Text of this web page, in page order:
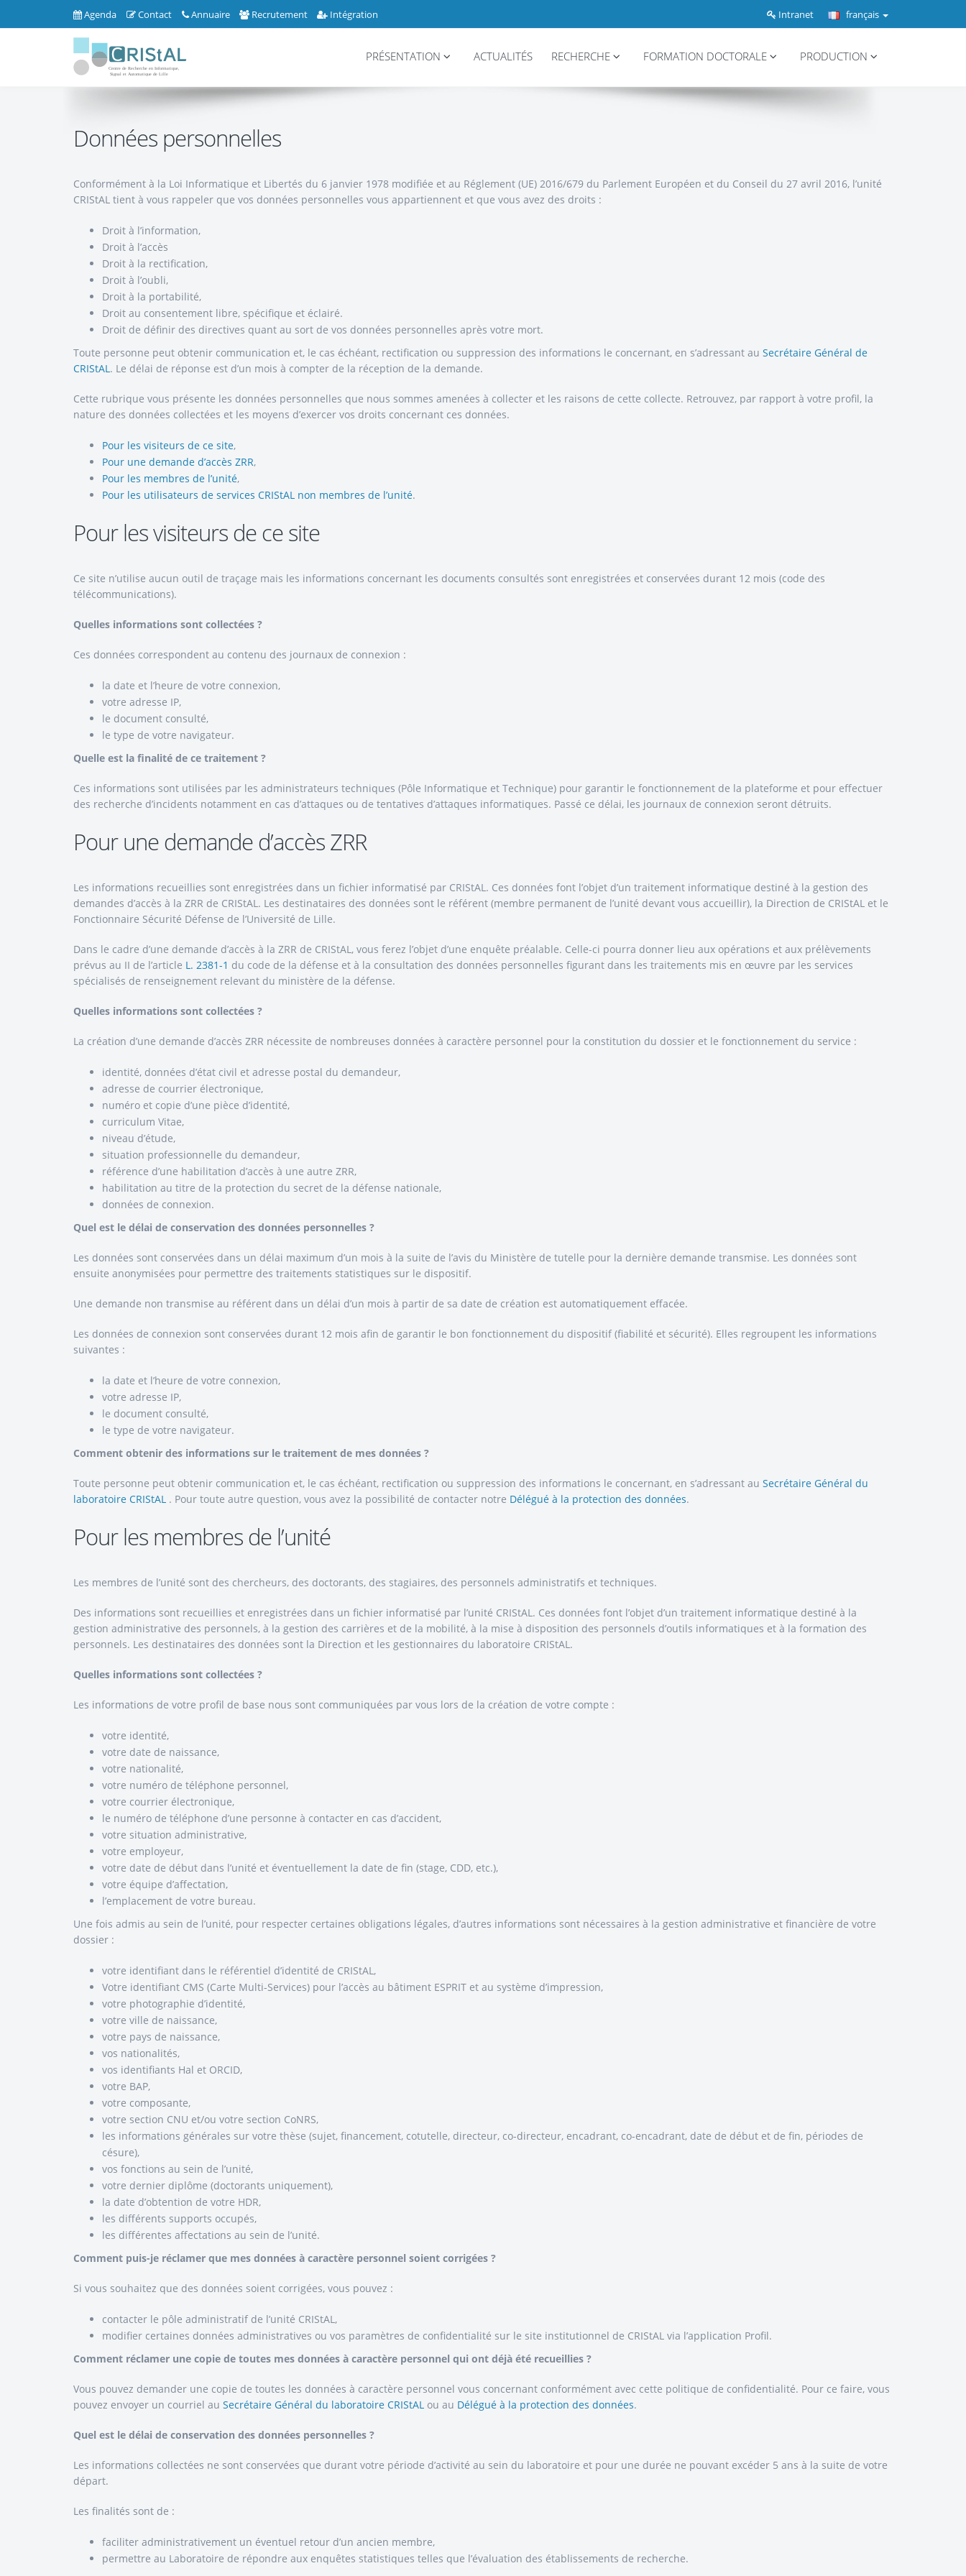
français
Intranet
Agenda Contact Annuaire Recrutement Intégration
PRÉSENTATION ACTUALITÉS RECHERCHE FORMATION DOCTORALE PRODUCTION
Données personnelles
Conformément à la Loi Informatique et Libertés du 6 janvier 1978 modifiée et au Réglement (UE) 2016/679 du Parlement Européen et du Conseil du 27 avril 2016, l’unité
CRIStAL tient à vous rappeler que vos données personnelles vous appartiennent et que vous avez des droits :
Droit à l’information,
Droit à l’accès
Droit à la rectification,
Droit à l’oubli,
Droit à la portabilité,
Droit au consentement libre, spécifique et éclairé.
Droit de définir des directives quant au sort de vos données personnelles après votre mort.
Toute personne peut obtenir communication et, le cas échéant, rectification ou suppression des informations le concernant, en s’adressant au Secrétaire Général de
CRIStAL. Le délai de réponse est d’un mois à compter de la réception de la demande.
Cette rubrique vous présente les données personnelles que nous sommes amenées à collecter et les raisons de cette collecte. Retrouvez, par rapport à votre profil, la
nature des données collectées et les moyens d’exercer vos droits concernant ces données.
Pour les visiteurs de ce site,
Pour une demande d’accès ZRR,
Pour les membres de l’unité,
Pour les utilisateurs de services CRIStAL non membres de l’unité.
Pour les visiteurs de ce site
Ce site n’utilise aucun outil de traçage mais les informations concernant les documents consultés sont enregistrées et conservées durant 12 mois (code des
télécommunications).
Quelles informations sont collectées ?
Ces données correspondent au contenu des journaux de connexion :
la date et l’heure de votre connexion,
votre adresse IP,
le document consulté,
le type de votre navigateur.
Quelle est la finalité de ce traitement ?
Ces informations sont utilisées par les administrateurs techniques (Pôle Informatique et Technique) pour garantir le fonctionnement de la plateforme et pour effectuer
des recherche d’incidents notamment en cas d’attaques ou de tentatives d’attaques informatiques. Passé ce délai, les journaux de connexion seront détruits.
Pour une demande d’accès ZRR
Les informations recueillies sont enregistrées dans un fichier informatisé par CRIStAL. Ces données font l’objet d’un traitement informatique destiné à la gestion des
demandes d’accès à la ZRR de CRIStAL. Les destinataires des données sont le référent (membre permanent de l’unité devant vous accueillir), la Direction de CRIStAL et le
Fonctionnaire Sécurité Défense de l’Université de Lille.
Dans le cadre d’une demande d’accès à la ZRR de CRIStAL, vous ferez l’objet d’une enquête préalable. Celle-ci pourra donner lieu aux opérations et aux prélèvements
prévus au II de l’article L. 2381-1 du code de la défense et à la consultation des données personnelles figurant dans les traitements mis en œuvre par les services
spécialisés de renseignement relevant du ministère de la défense.
Quelles informations sont collectées ?
La création d’une demande d’accès ZRR nécessite de nombreuses données à caractère personnel pour la constitution du dossier et le fonctionnement du service :
identité, données d’état civil et adresse postal du demandeur,
adresse de courrier électronique,
numéro et copie d’une pièce d’identité,
curriculum Vitae,
niveau d’étude,
situation professionnelle du demandeur,
référence d’une habilitation d’accès à une autre ZRR,
habilitation au titre de la protection du secret de la défense nationale,
données de connexion.
Quel est le délai de conservation des données personnelles ?
Les données sont conservées dans un délai maximum d’un mois à la suite de l’avis du Ministère de tutelle pour la dernière demande transmise. Les données sont
ensuite anonymisées pour permettre des traitements statistiques sur le dispositif.
Une demande non transmise au référent dans un délai d’un mois à partir de sa date de création est automatiquement effacée.
Les données de connexion sont conservées durant 12 mois afin de garantir le bon fonctionnement du dispositif (fiabilité et sécurité). Elles regroupent les informations
suivantes :
la date et l’heure de votre connexion,
votre adresse IP,
le document consulté,
le type de votre navigateur.
Comment obtenir des informations sur le traitement de mes données ?
Toute personne peut obtenir communication et, le cas échéant, rectification ou suppression des informations le concernant, en s’adressant au Secrétaire Général du
laboratoire CRIStAL . Pour toute autre question, vous avez la possibilité de contacter notre Délégué à la protection des données.
Pour les membres de l’unité
Les membres de l’unité sont des chercheurs, des doctorants, des stagiaires, des personnels administratifs et techniques.
Des informations sont recueillies et enregistrées dans un fichier informatisé par l’unité CRIStAL. Ces données font l’objet d’un traitement informatique destiné à la
gestion administrative des personnels, à la gestion des carrières et de la mobilité, à la mise à disposition des personnels d’outils informatiques et à la formation des
personnels. Les destinataires des données sont la Direction et les gestionnaires du laboratoire CRIStAL.
Quelles informations sont collectées ?
Les informations de votre profil de base nous sont communiquées par vous lors de la création de votre compte :
votre identité,
votre date de naissance,
votre nationalité,
votre numéro de téléphone personnel,
votre courrier électronique,
le numéro de téléphone d’une personne à contacter en cas d’accident,
votre situation administrative,
votre employeur,
votre date de début dans l’unité et éventuellement la date de fin (stage, CDD, etc.),
votre équipe d’affectation,
l’emplacement de votre bureau.
Une fois admis au sein de l’unité, pour respecter certaines obligations légales, d’autres informations sont nécessaires à la gestion administrative et financière de votre
dossier :
votre identifiant dans le référentiel d’identité de CRIStAL,
Votre identifiant CMS (Carte Multi-Services) pour l’accès au bâtiment ESPRIT et au système d’impression,
votre photographie d’identité,
votre ville de naissance,
votre pays de naissance,
vos nationalités,
vos identifiants Hal et ORCID,
votre BAP,
votre composante,
votre section CNU et/ou votre section CoNRS,
les informations générales sur votre thèse (sujet, financement, cotutelle, directeur, co-directeur, encadrant, co-encadrant, date de début et de fin, périodes de
césure),
vos fonctions au sein de l’unité,
votre dernier diplôme (doctorants uniquement),
la date d’obtention de votre HDR,
les différents supports occupés,
les différentes affectations au sein de l’unité.
Comment puis-je réclamer que mes données à caractère personnel soient corrigées ?
Si vous souhaitez que des données soient corrigées, vous pouvez :
contacter le pôle administratif de l’unité CRIStAL,
modifier certaines données administratives ou vos paramètres de confidentialité sur le site institutionnel de CRIStAL via l’application Profil.
Comment réclamer une copie de toutes mes données à caractère personnel qui ont déjà été recueillies ?
Vous pouvez demander une copie de toutes les données à caractère personnel vous concernant conformément avec cette politique de confidentialité. Pour ce faire, vous
pouvez envoyer un courriel au Secrétaire Général du laboratoire CRIStAL ou au Délégué à la protection des données.
Quel est le délai de conservation des données personnelles ?
Les informations collectées ne sont conservées que durant votre période d’activité au sein du laboratoire et pour une durée ne pouvant excéder 5 ans à la suite de votre
départ.
Les finalités sont de :
faciliter administrativement un éventuel retour d’un ancien membre,
permettre au Laboratoire de répondre aux enquêtes statistiques telles que l’évaluation des établissements de recherche.